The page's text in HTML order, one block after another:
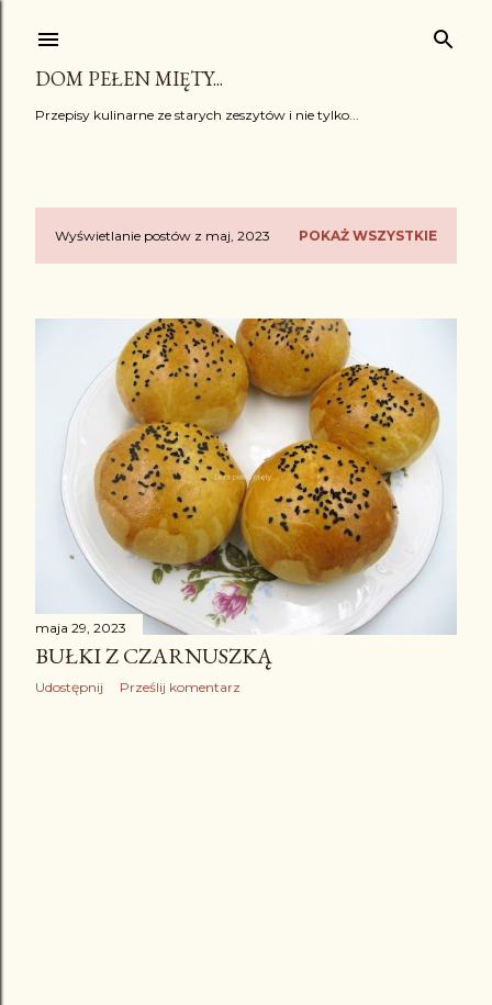
DOM PEŁEN MIĘTY...
Przepisy kulinarne ze starych zeszytów i nie tylko...
PWyświetlanie postów z maj, 2023 POKAŻ WSZYSTKIE
maja 29, 2023
BUŁKI Z CZARNUSZKĄ
Udostępnij Prześlij komentarz